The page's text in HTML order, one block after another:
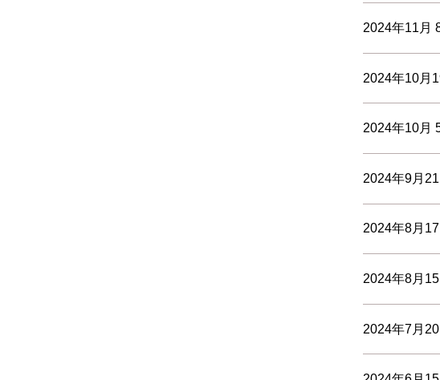
2024年11月
2024年10月
2024年10月
2024年9月21
2024年8月17
2024年8月15
2024年7月20